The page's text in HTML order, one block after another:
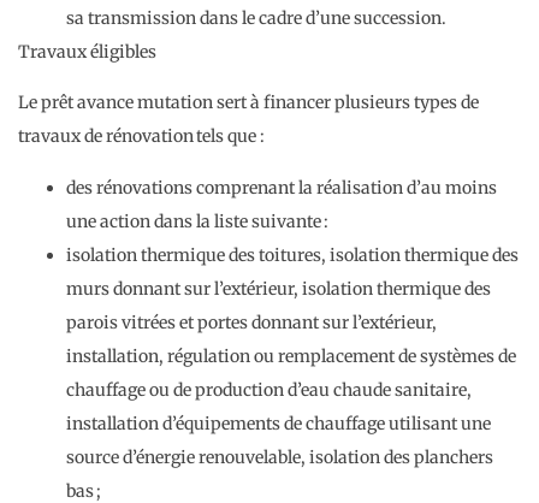
sa transmission dans le cadre d’une succession.
Travaux éligibles
Le prêt avance mutation sert à financer plusieurs types de
travaux de rénovation tels que :
des rénovations comprenant la réalisation d’au moins
une action dans la liste suivante :
isolation thermique des toitures, isolation thermique des
murs donnant sur l’extérieur, isolation thermique des
parois vitrées et portes donnant sur l’extérieur,
installation, régulation ou remplacement de systèmes de
chauffage ou de production d’eau chaude sanitaire,
installation d’équipements de chauffage utilisant une
source d’énergie renouvelable, isolation des planchers
bas ;